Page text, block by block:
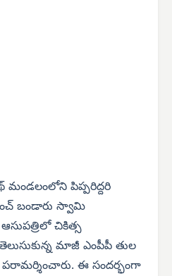
మండలంలోని పిప్పరిద్దరి
బండారు స్వామి
చికిత్స
మాజీ ఎంపీపీ తుల
పరామర్శించారు. ఈ సందర్భంగా